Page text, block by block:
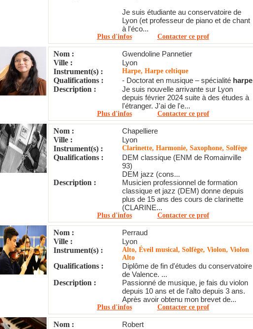
Je suis étudiante au conservatoire de
Lyon (et professeur de piano et de chant
à l'éco...
Plus d'infos Contacter ce prof
Nom :
Gwendoline Pannetier
Ville :
Lyon
Instrument(s) :
Harpe, Harpe celtique
Qualifications : - Doctorat en musique – spécialité harpe
Description :
Je suis nouvelle arrivante sur Lyon
depuis février 2024 suite à des études à
l'étranger. J'ai de l'e...
Plus d'infos Contacter ce prof
Nom :
Chapelliere
Ville :
Lyon
Instrument(s) :
Clarinette, Harmonie, Saxophone, Solfège
Qualifications :
DEM classique (ENM de Romainville
93)
DEM jazz (cons...
Description :
Musicien professionnel de formation
classique et jazz (DEM) donne depuis
plus de 15 ans des cours de clarinette
(CLARINE...
Plus d'infos Contacter ce prof
Nom :
Perraud
Ville :
Lyon
Instrument(s) :
Alto, Éveil musical, Solfège, Violon, Violon
Alto
Qualifications :
Diplôme de fin d'études du conservatoire
de Valence. ...
Description :
Passionné de musique, je fais du violon
depuis 10 ans et de l'alto depuis 3 ans.
Après avoir obtenu mon brevet de...
Plus d'infos Contacter ce prof
Nom :
Robert